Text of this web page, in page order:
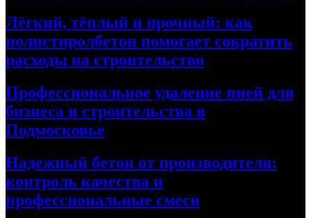
Лёгкий, тёплый и прочный: как
полистиролбетон помогает сократить
расходы на строительство
Профессиональное удаление пней для
бизнеса и строительства в
Подмосковье
Надежный бетон от производителя:
контроль качества и
профессиональные смеси